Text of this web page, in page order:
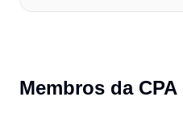
Membros da CPA